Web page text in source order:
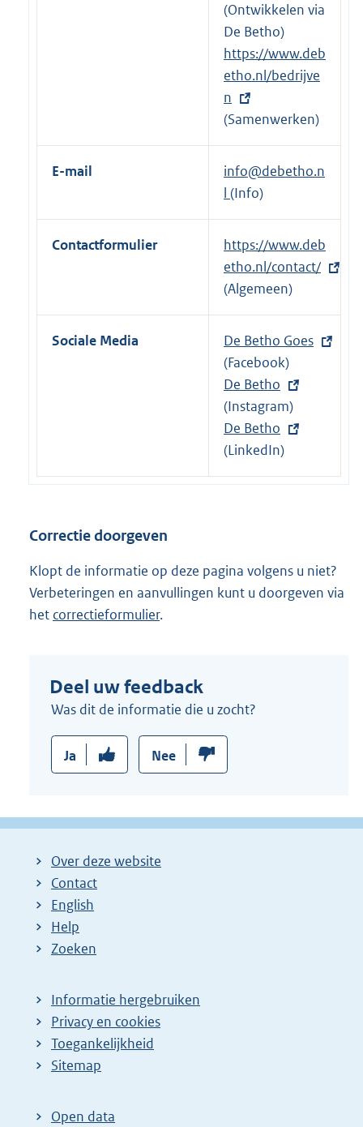
k
:
l
i
n
k
:
e
r
n
e
l
i
n
k
:
(Ontwikkelen via
De Betho)
E
x
t
e
r
n
e
n
k
:
https://www.deb
etho.nl/bedrijve
n
(Samenwerken)
E-mail
info@debetho.n
l (Info)
Contactformulier
E
x
t
e
r
n
e
l
i
n
:
https://www.deb
etho.nl/contact/
(Algemeen)
Sociale Media
E
x
t
e
r
n
e
:
De Betho Goes
(Facebook)
E
x
t
e
r
n
k
De Betho
(Instagram)
E
x
t
l
i
De Betho
(LinkedIn)
Correctie doorgeven
Klopt de informatie op deze pagina volgens u niet?
Verbeteringen en aanvullingen kunt u doorgeven via
het correctieformulier.
Deel uw feedback
Was dit de informatie die u zocht?
Ja Nee
Over deze website
Contact
English
Help
Zoeken
Informatie hergebruiken
Privacy en cookies
Toegankelijkheid
Sitemap
Open data